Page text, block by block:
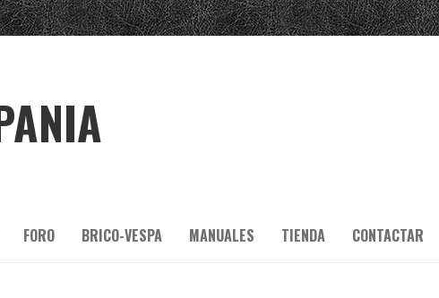
FORO BRICO-VESPA MANUALES TIENDA CONTACTAR